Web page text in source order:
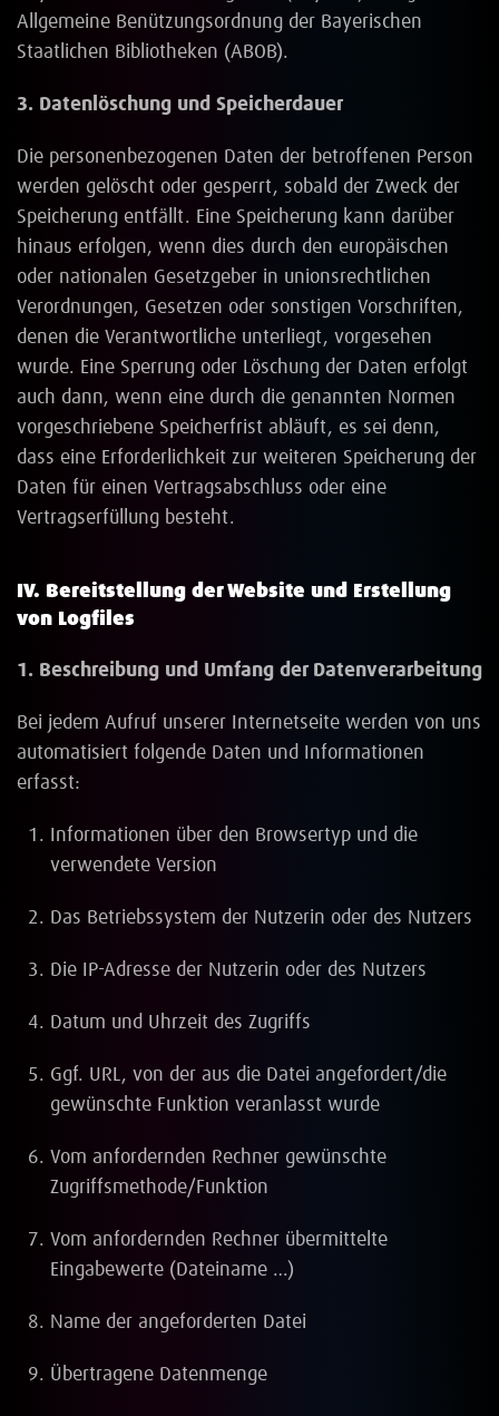
Allgemeine Benützungsordnung der Bayerischen
Staatlichen Bibliotheken (ABOB).
3. Datenlöschung und Speicherdauer
Die personenbezogenen Daten der betroffenen Person
werden gelöscht oder gesperrt, sobald der Zweck der
Speicherung entfällt. Eine Speicherung kann darüber
hinaus erfolgen, wenn dies durch den europäischen
oder nationalen Gesetzgeber in unionsrechtlichen
Verordnungen, Gesetzen oder sonstigen Vorschriften,
denen die Verantwortliche unterliegt, vorgesehen
wurde. Eine Sperrung oder Löschung der Daten erfolgt
auch dann, wenn eine durch die genannten Normen
vorgeschriebene Speicherfrist abläuft, es sei denn,
dass eine Erforderlichkeit zur weiteren Speicherung der
Daten für einen Vertragsabschluss oder eine
Vertragserfüllung besteht.
IV. Bereitstellung der Website und Erstellung
von Logfiles
1. Beschreibung und Umfang der Datenverarbeitung
Bei jedem Aufruf unserer Internetseite werden von uns
automatisiert folgende Daten und Informationen
erfasst:
Informationen über den Browsertyp und die
verwendete Version
Das Betriebssystem der Nutzerin oder des Nutzers
Die IP-Adresse der Nutzerin oder des Nutzers
Datum und Uhrzeit des Zugriffs
Ggf. URL, von der aus die Datei angefordert/die
gewünschte Funktion veranlasst wurde
Vom anfordernden Rechner gewünschte
Zugriffsmethode/Funktion
Vom anfordernden Rechner übermittelte
Eingabewerte (Dateiname …)
Name der angeforderten Datei
Übertragene Datenmenge